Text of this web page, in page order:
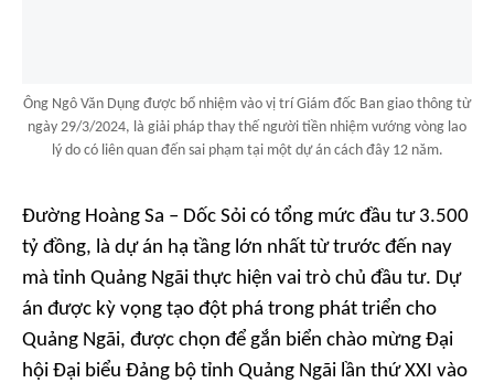
Ông Ngô Văn Dụng được bổ nhiệm vào vị trí Giám đốc Ban giao thông từ
ngày 29/3/2024, là giải pháp thay thế người tiền nhiệm vướng vòng lao
lý do có liên quan đến sai phạm tại một dự án cách đây 12 năm.
Đường Hoàng Sa – Dốc Sỏi có tổng mức đầu tư 3.500
tỷ đồng, là dự án hạ tầng lớn nhất từ trước đến nay
mà tỉnh Quảng Ngãi thực hiện vai trò chủ đầu tư. Dự
án được kỳ vọng tạo đột phá trong phát triển cho
Quảng Ngãi, được chọn để gắn biển chào mừng Đại
hội Đại biểu Đảng bộ tỉnh Quảng Ngãi lần thứ XXI vào